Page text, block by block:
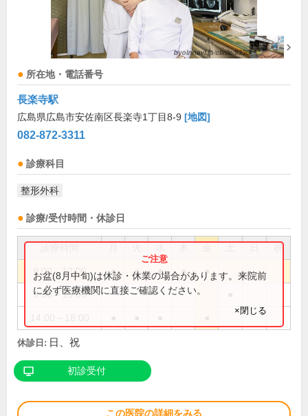
所在地・電話番号
長楽寺駅
広島県広島市安佐南区長楽寺1丁目8-9 [地図]
082-872-3311
診療科目
整形外科
診療/受付時間・休診日
祝
9:00～12:00 ● ● ● ● ●
9:00～13:00
お盆(8月中旬)は休診・休業の場合があります。来院前
に必ず医療機関に直接ご確認ください。
×閉じる
休診日: 日、祝
初診受付
この医院の詳細をみる